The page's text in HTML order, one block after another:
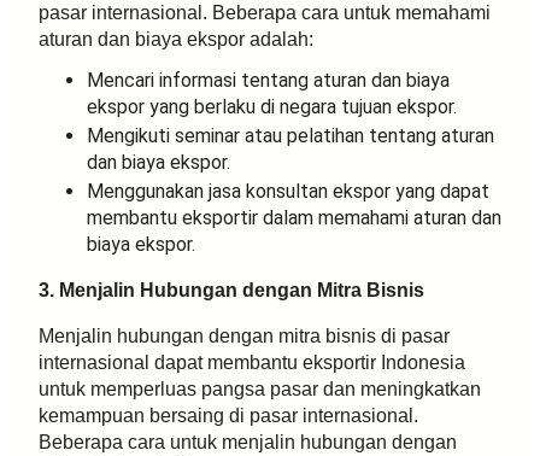
pasar internasional. Beberapa cara untuk memahami
aturan dan biaya ekspor adalah:
Mencari informasi tentang aturan dan biaya
ekspor yang berlaku di negara tujuan ekspor.
Mengikuti seminar atau pelatihan tentang aturan
dan biaya ekspor.
Menggunakan jasa konsultan ekspor yang dapat
membantu eksportir dalam memahami aturan dan
biaya ekspor.
3. Menjalin Hubungan dengan Mitra Bisnis
Menjalin hubungan dengan mitra bisnis di pasar
internasional dapat membantu eksportir Indonesia
untuk memperluas pangsa pasar dan meningkatkan
kemampuan bersaing di pasar internasional.
Beberapa cara untuk menjalin hubungan dengan